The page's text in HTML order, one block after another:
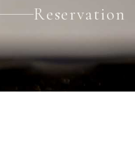
Reservation